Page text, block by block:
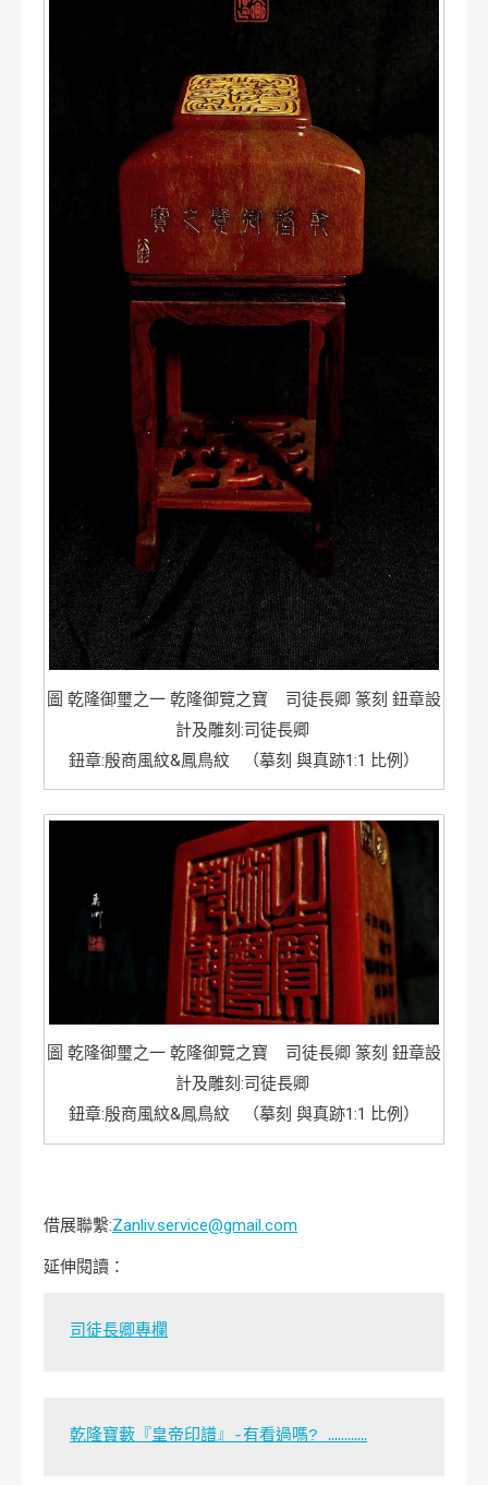
圖 乾隆御璽之一 乾隆御覽之寶 司徒長卿 篆刻 鈕章設
計及雕刻:司徒長卿
鈕章:殷商風紋&鳳鳥紋 （摹刻 與真跡1:1 比例）
圖 乾隆御璽之一 乾隆御覽之寶 司徒長卿 篆刻 鈕章設
計及雕刻:司徒長卿
鈕章:殷商風紋&鳳鳥紋 （摹刻 與真跡1:1 比例）
借展聯繫:Zanliv.service@gmail.com
延伸閱讀：
司徒長卿專欄
乾隆寶藪『皇帝印譜』-有看過嗎? …………